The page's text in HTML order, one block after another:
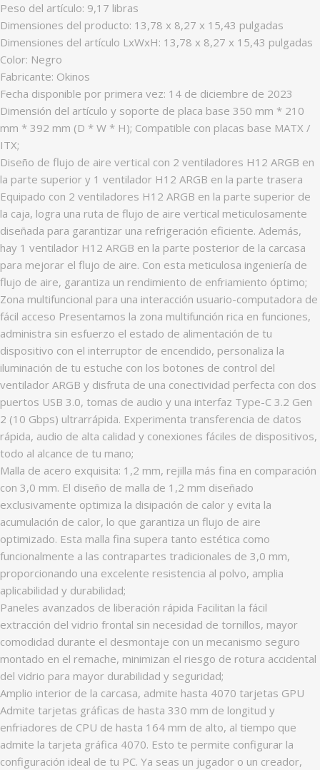
Peso del artículo: ‎9,17 libras
Dimensiones del producto: ‎13,78 x 8,27 x 15,43 pulgadas
Dimensiones del artículo LxWxH: ‎13,78 x 8,27 x 15,43 pulgadas
Color: ‎Negro
Fabricante: Okinos
Fecha disponible por primera vez: ‎14 de diciembre de 2023
Dimensión del artículo y soporte de placa base 350 mm * 210
mm * 392 mm (D * W * H); Compatible con placas base MATX /
ITX;
Diseño de flujo de aire vertical con 2 ventiladores H12 ARGB en
la parte superior y 1 ventilador H12 ARGB en la parte trasera
Equipado con 2 ventiladores H12 ARGB en la parte superior de
la caja, logra una ruta de flujo de aire vertical meticulosamente
diseñada para garantizar una refrigeración eficiente. Además,
hay 1 ventilador H12 ARGB en la parte posterior de la carcasa
para mejorar el flujo de aire. Con esta meticulosa ingeniería de
flujo de aire, garantiza un rendimiento de enfriamiento óptimo;
Zona multifuncional para una interacción usuario-computadora de
fácil acceso Presentamos la zona multifunción rica en funciones,
administra sin esfuerzo el estado de alimentación de tu
dispositivo con el interruptor de encendido, personaliza la
iluminación de tu estuche con los botones de control del
ventilador ARGB y disfruta de una conectividad perfecta con dos
puertos USB 3.0, tomas de audio y una interfaz Type-C 3.2 Gen
2 (10 Gbps) ultrarrápida. Experimenta transferencia de datos
rápida, audio de alta calidad y conexiones fáciles de dispositivos,
todo al alcance de tu mano;
Malla de acero exquisita: 1,2 mm, rejilla más fina en comparación
con 3,0 mm. El diseño de malla de 1,2 mm diseñado
exclusivamente optimiza la disipación de calor y evita la
acumulación de calor, lo que garantiza un flujo de aire
optimizado. Esta malla fina supera tanto estética como
funcionalmente a las contrapartes tradicionales de 3,0 mm,
proporcionando una excelente resistencia al polvo, amplia
aplicabilidad y durabilidad;
Paneles avanzados de liberación rápida Facilitan la fácil
extracción del vidrio frontal sin necesidad de tornillos, mayor
comodidad durante el desmontaje con un mecanismo seguro
montado en el remache, minimizan el riesgo de rotura accidental
del vidrio para mayor durabilidad y seguridad;
Amplio interior de la carcasa, admite hasta 4070 tarjetas GPU
Admite tarjetas gráficas de hasta 330 mm de longitud y
enfriadores de CPU de hasta 164 mm de alto, al tiempo que
admite la tarjeta gráfica 4070. Esto te permite configurar la
configuración ideal de tu PC. Ya seas un jugador o un creador,